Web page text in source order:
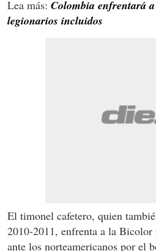
Lea más: Colombia enfrentará
legionarios incluidos
El timonel cafetero, quien
2010-2011, enfrenta a la Bicolor
ante los norteamericanos por el